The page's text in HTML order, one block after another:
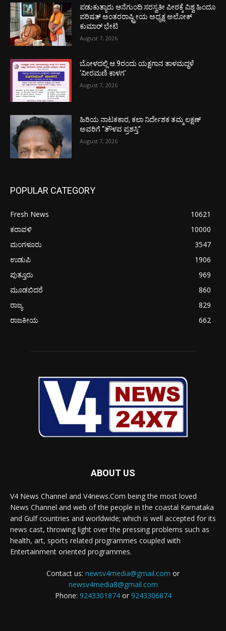
ಪಡುಕುತ್ಯಾರು ಆನೆಗುಂದಿ ಸರಸ್ವತೀ ಪೀಠಕ್ಕೆ ವಿಶ್ವ ಹಿಂದೂ
ಪರಿಷತ್ ಅಂತರರಾಷ್ಟ್ರೀಯ ಅಧ್ಯಕ್ಷ ಅಲೋಕ್
ಕುಮಾರ್ ಭೇಟಿ
August 7, 2026
ಬೋಳದಲ್ಲಿ ಆ.9ರಂದು ಯಕ್ಷಗಾನ ತಾಳಮದ್ದಳೆ
‘ವೀರಮಣಿ ಕಾಳಗ’
August 7, 2026
ಹಿರಿಯ ನಾಟಕಕಾರ, ಕಲಾ ನಿರ್ದೇಶಕ ತಮ್ಮ ಲಕ್ಷಣ್
ಅವರಿಗೆ “ತೌಳವ ಪ್ರಶಸ್ತಿ”
August 7, 2026
POPULAR CATEGORY
Fresh News
10621
ಕರಾವಳಿ
10000
ಮಂಗಳೂರು
3547
ಉಡುಪಿ
1906
ಪುತ್ತೂರು
969
ಮೂಡಬಿದರೆ
860
ರಾಜ್ಯ
829
ರಾಜಕೀಯ
662
ABOUT US
V4 News Channel and V4news.Com being the most loved
News Channel and web of the people in the coastal Karnataka
and Gulf countries and worldwide; which is well accepted for its
news cast, throwing light over the pressing problems such as
health, art, sports related programmes coupled with
Entertainment oriented programmes.
Contact us: newsv4media@gmail.com or
newsv4media8@gmail.com
Phone: 9243301874or 9243306874